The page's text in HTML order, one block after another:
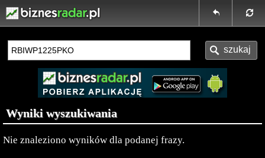
Wyniki wyszukiwania
Nie znaleziono wyników dla podanej frazy.